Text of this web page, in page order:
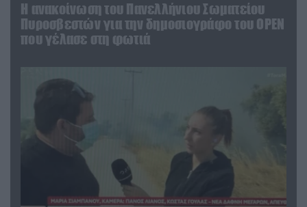
Η ανακοίνωση του Πανελλήνιου Σωματείου
Πυροσβεστών για την δημοσιογράφο του OPEN
που γέλασε στη φωτιά